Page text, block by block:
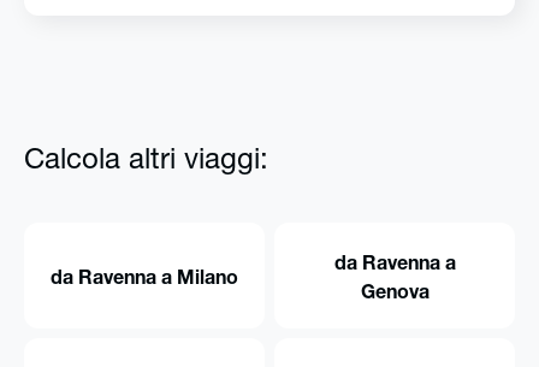
Calcola altri viaggi:
da Ravenna a Milano
da Ravenna a
Genova